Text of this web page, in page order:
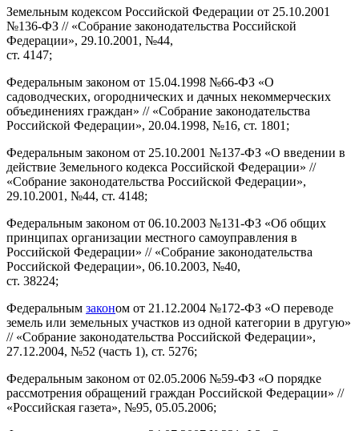
Земельным кодексом Российской Федерации от 25.10.2001
№136-ФЗ // «Собрание законодательства Российской
Федерации», 29.10.2001, №44,
ст. 4147;
Федеральным законом от 15.04.1998 №66-ФЗ «О
садоводческих, огороднических и дачных некоммерческих
объединениях граждан» // «Собрание законодательства
Российской Федерации», 20.04.1998, №16, ст. 1801;
Федеральным законом от 25.10.2001 №137-ФЗ «О введении в
действие Земельного кодекса Российской Федерации» //
«Собрание законодательства Российской Федерации»,
29.10.2001, №44, ст. 4148;
Федеральным законом от 06.10.2003 №131-ФЗ «Об общих
принципах организации местного самоуправления в
Российской Федерации» // «Собрание законодательства
Российской Федерации», 06.10.2003, №40,
ст. 38224;
Федеральным законом от 21.12.2004 №172-ФЗ «О переводе
земель или земельных участков из одной категории в другую»
// «Собрание законодательства Российской Федерации»,
27.12.2004, №52 (часть 1), ст. 5276;
Федеральным законом от 02.05.2006 №59-ФЗ «О порядке
рассмотрения обращений граждан Российской Федерации» //
«Российская газета», №95, 05.05.2006;